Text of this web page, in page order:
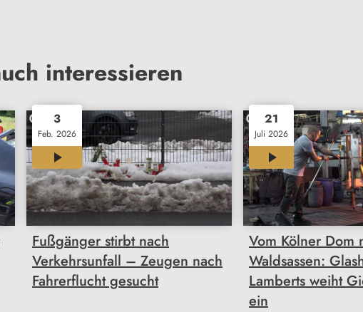
interessieren
3
Feb. 2026
00:51
Fußgänger stirbt nach
Verkehrsunfall – Zeugen nach
Fahrerflucht gesucht
21
Juli 2026
00:31
Vom Kölner Dom
Waldsassen:
Lamberts weiht
ein